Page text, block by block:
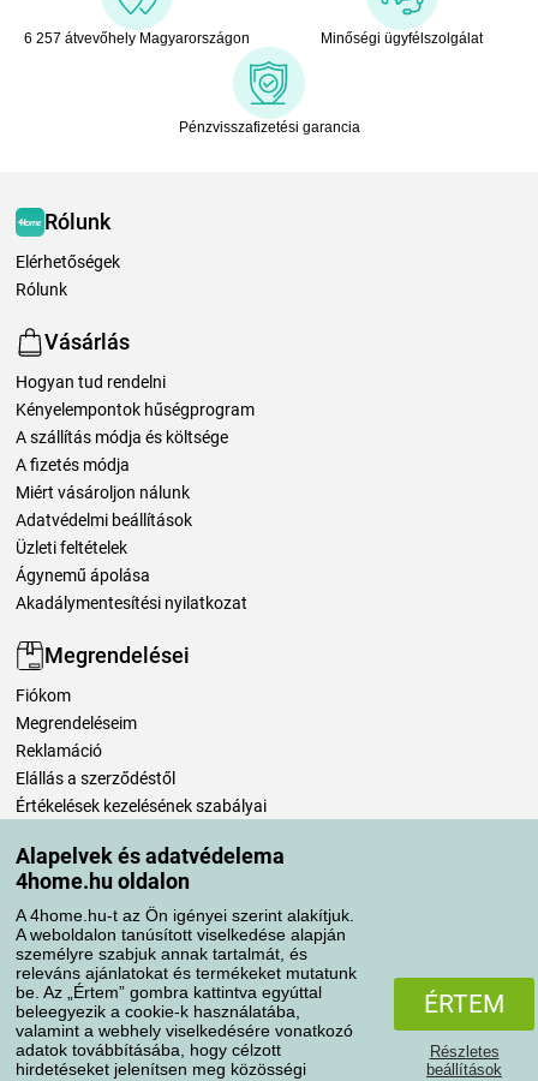
Alapelvek és adatvédelema
4home.hu oldalon
A 4home.hu-t az Ön igényei szerint alakítjuk.
A weboldalon tanúsított viselkedése alapján
személyre szabjuk annak tartalmát, és
releváns ajánlatokat és termékeket mutatunk
be. Az „Értem” gombra kattintva egyúttal
beleegyezik a cookie-k használatába,
valamint a webhely viselkedésére vonatkozó
adatok továbbításába, hogy célzott
hirdetéseket jelenítsen meg közösségi
ÉRTEM
Részletes
beállítások
6 257 átvevőhely Magyarországon Minőségi ügyfélszolgálat
Pénzvisszafizetési garancia
Rólunk
Elérhetőségek
Rólunk
Vásárlás
Hogyan tud rendelni
Kényelempontok hűségprogram
A szállítás módja és költsége
A fizetés módja
Miért vásároljon nálunk
Adatvédelmi beállítások
Üzleti feltételek
Ágynemű ápolása
Akadálymentesítési nyilatkozat
Megrendelései
Fiókom
Megrendeléseim
Reklamáció
Elállás a szerződéstől
Értékelések kezelésének szabályai
Szállítási módok
Fizetési módok